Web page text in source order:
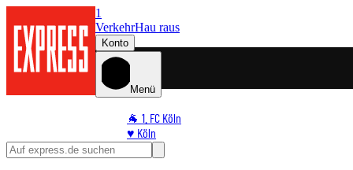
1
VerkehrHau raus
Konto
Menü
🐐 1. FC Köln
♥️ Köln
⭐ Promi